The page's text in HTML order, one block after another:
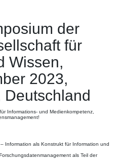
der
für
Wissen,
2023,
Deutschland
Informations- und Medienkompetenz,
Information als Konstrukt für Information und
als Teil der